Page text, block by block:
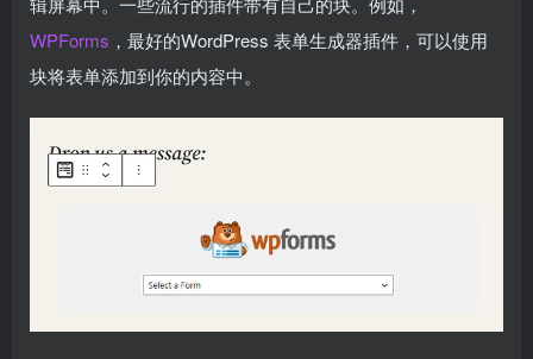
WPForms ，最好的WordPress 表单生成器插件，可以使用
块将表单添加到你的内容中。